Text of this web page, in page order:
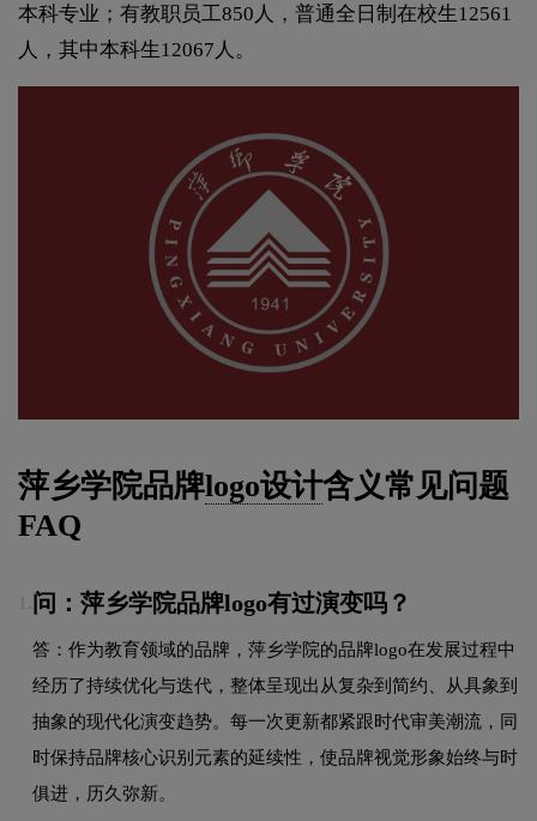
本科专业；有教职员工850人，普通全日制在校生12561
人，其中本科生12067人。
萍乡学院品牌logo设计含义常见问题
FAQ
问：萍乡学院品牌logo有过演变吗？
答：作为教育领域的品牌，萍乡学院的品牌logo在发展过程中
经历了持续优化与迭代，整体呈现出从复杂到简约、从具象到
抽象的现代化演变趋势。每一次更新都紧跟时代审美潮流，同
时保持品牌核心识别元素的延续性，使品牌视觉形象始终与时
俱进，历久弥新。